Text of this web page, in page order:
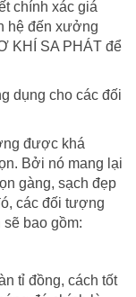
chính xác giá
hệ đến xưởng
KHÍ SA PHÁT để
dụng cho các đối
được khá
Bởi nó mang lại
gàng, sạch đẹp
các đối tượng
bao gồm:
tỉ đồng, cách tốt